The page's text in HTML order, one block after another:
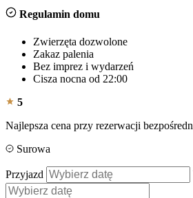
Regulamin domu
Zwierzęta dozwolone
Zakaz palenia
Bez imprez i wydarzeń
Cisza nocna od 22:00
5
Najlepsza cena przy rezerwacji
Surowa
Przyjazd